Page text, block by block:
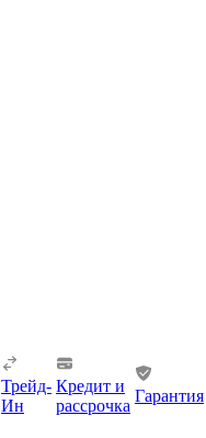
Трейд-
Ин
Кредит и
рассрочка
Гарантия